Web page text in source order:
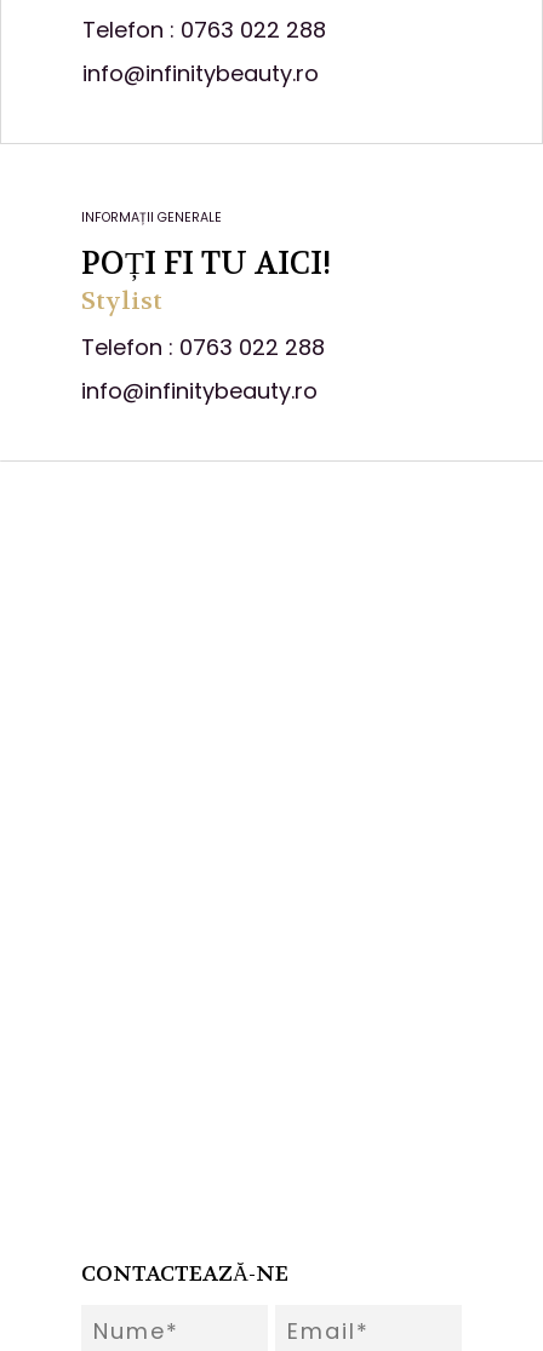
Telefon : 0763 022 288
info@infinitybeauty.ro
INFORMAȚII GENERALE
POȚI FI TU AICI!
Stylist
Telefon : 0763 022 288
info@infinitybeauty.ro
CONTACTEAZĂ-NE